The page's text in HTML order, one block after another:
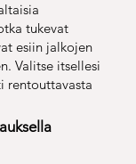
tukevat
esiin jalkojen
Valitse itsellesi
rentouttavasta